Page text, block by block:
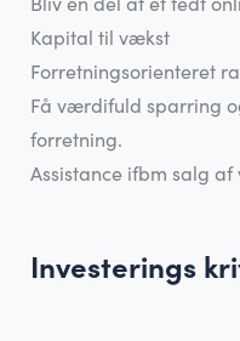
Kapital til vækst
Forretningsorienteret
Få værdifuld sparring
forretning.
Assistance ifbm salg af
Investerings